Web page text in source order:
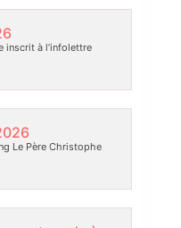
inscrit à l’infolettre
Le Père Christophe